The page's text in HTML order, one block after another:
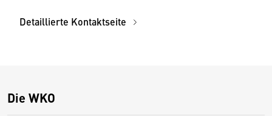
Detaillierte Kontaktseite
Die WKO